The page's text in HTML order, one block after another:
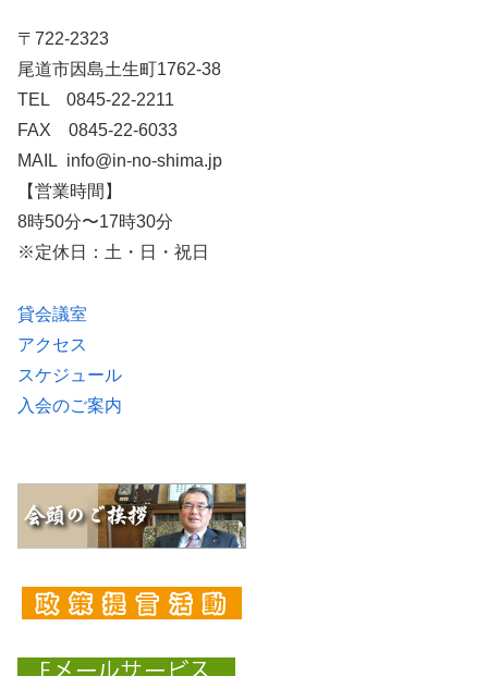
〒722-2323
尾道市因島土生町1762-38
TEL 0845-22-2211
FAX 0845-22-6033
MAIL info@in-no-shima.jp
【営業時間】
8時50分〜17時30分
※定休日：土・日・祝日
貸会議室
アクセス
スケジュール
入会のご案内